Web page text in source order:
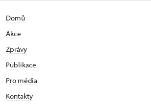
Domů
Akce
Zprávy
Publikace
Pro média
Kontakty